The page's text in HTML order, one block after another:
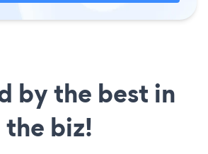
by the best in
the biz!